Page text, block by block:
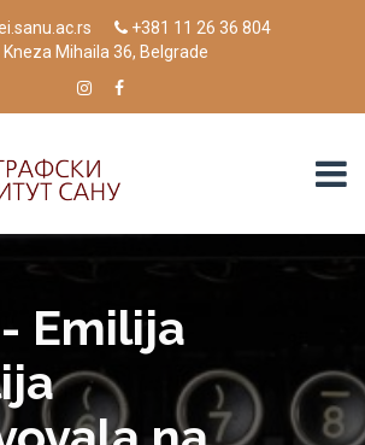
+381 11 26 36 804
Kneza Mihaila 36, Belgrade
Emilija